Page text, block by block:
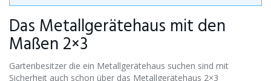
Das Metallgerätehaus mit den
Maßen 2×3
Gartenbesitzer die ein Metallgerätehaus suchen sind mit
Sicherheit auch schon über das Metallgerätehaus 2×3